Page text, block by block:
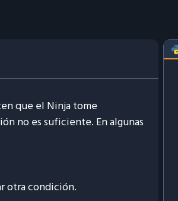
que el Ninja tome
no es suficiente. En algunas
otra condición.